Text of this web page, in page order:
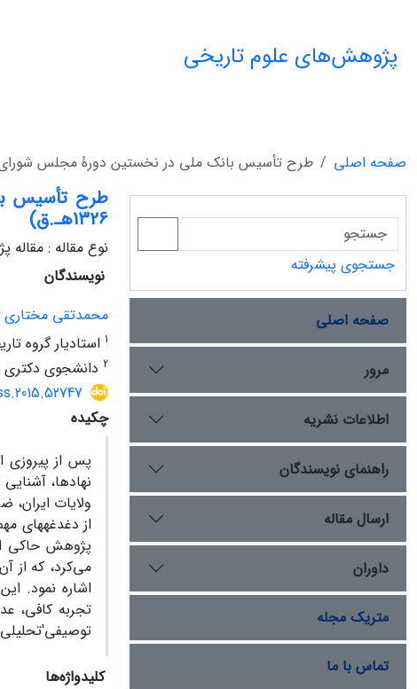
پژوهش‌های علوم تاریخی
صفحه اصلی طرح تأسیس بانک ملی در نخستین دورۀ مجلس شورای ملی؛
1326هـ.ق)
نوع مقاله : مقاله
نویسندگان
محمدتقی مختاری
1 استادیار گروه
2 دانشجوی دکتری
چکیده
پس از پیروزی
نهادها،
ولایات
از دغدغه­های
پژوهش حاکی
می‌کرد، که از
اشاره نمود.
تجربه کافی،
کلیدواژه‌ها
جستجوی پیشرفته
صفحه اصلی
مرور
اطلاعات نشریه
راهنمای نویسندگان
ارسال مقاله
داوران
متریک مجله
تماس با ما